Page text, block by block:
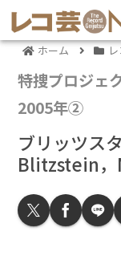
ホーム
特捜プロジェ
2005年②
ブリッツス
Blitzstein，